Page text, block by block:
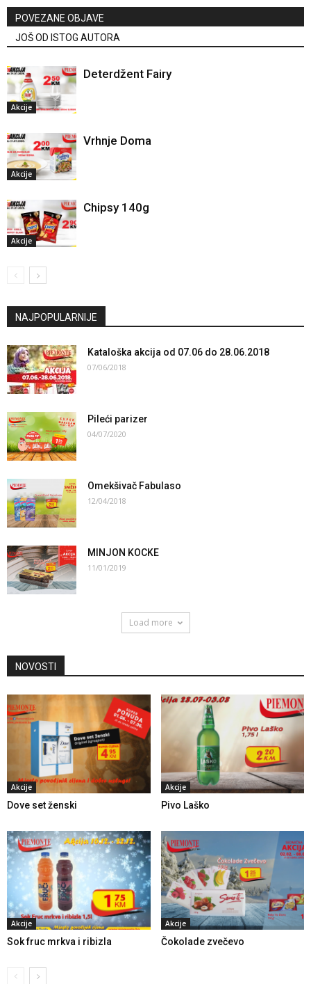
POVEZANE OBJAVE
JOŠ OD ISTOG AUTORA
Akcije
Deterdžent Fairy
Akcije
Vrhnje Doma
Akcije
Chipsy 140g
NAJPOPULARNIJE
Kataloška akcija od 07.06 do 28.06.2018
07/06/2018
Pileći parizer
04/07/2020
Omekšivač Fabulaso
12/04/2018
MINJON KOCKE
11/01/2019
Load more
NOVOSTI
Akcije
Dove set ženski
Akcije
Pivo Laško
Akcije
Sok fruc mrkva i ribizla
Akcije
Čokolade zvečevo